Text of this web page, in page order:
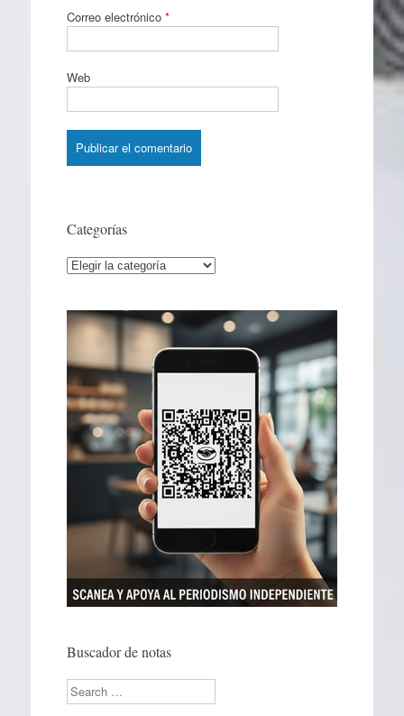
Correo electrónico *
Web
Categorías
Categorías
Buscador de notas
Search